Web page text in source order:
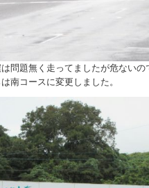
問題無く走ってましたが危ないの
南コースに変更しました。